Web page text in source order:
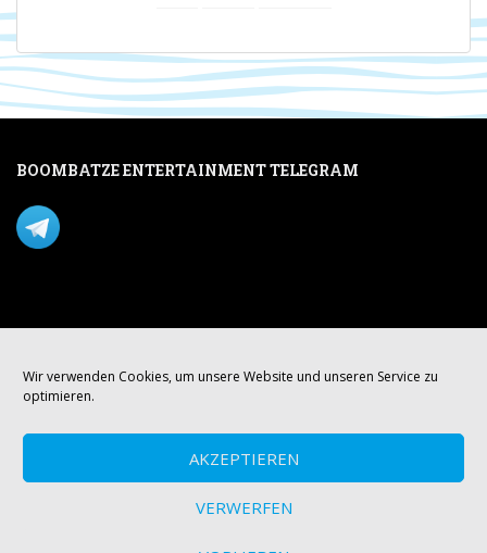
Wir verwenden Cookies, um unsere Website und unseren Service zu
optimieren.
AKZEPTIEREN
VERWERFEN
BOOMBATZE ENTERTAINMENT TELEGRAM